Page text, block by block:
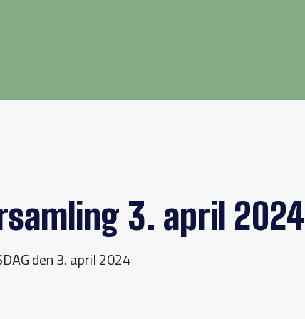
3. april 2024
den 3. april 2024